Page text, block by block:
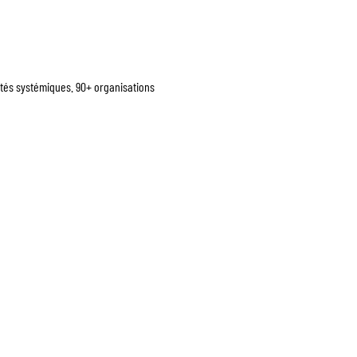
systémiques. 90+ organisations